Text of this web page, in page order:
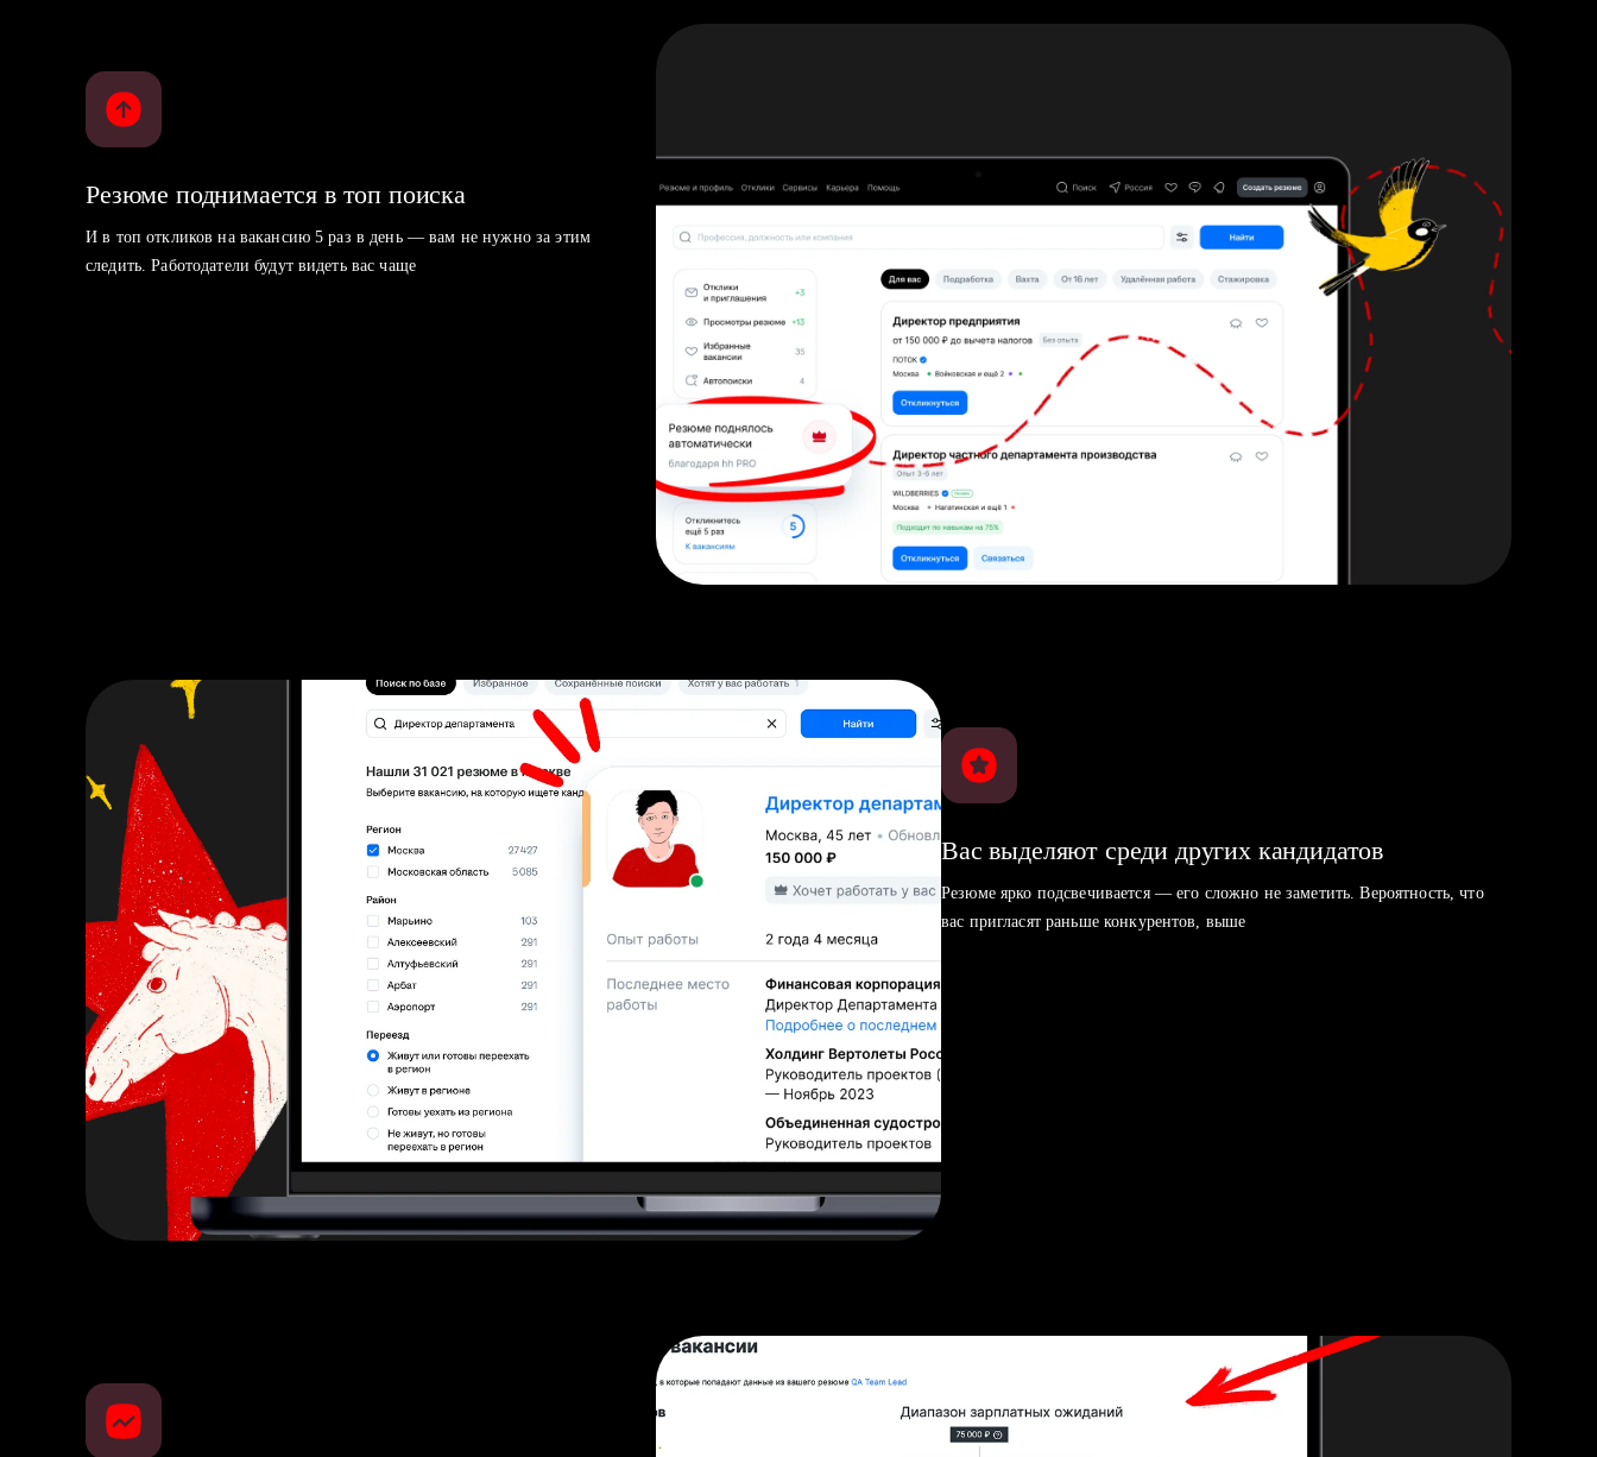
Резюме поднимается в топ поиска
И в топ откликов на вакансию 5 раз в день — вам не нужно за этим
следить. Работодатели будут видеть вас чаще
Вас выделяют среди других кандидатов
Резюме ярко подсвечивается — его сложно не заметить. Вероятность, что
вас пригласят раньше конкурентов, выше